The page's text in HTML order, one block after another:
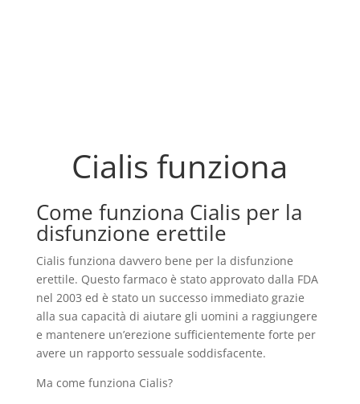
Cialis funziona
Come funziona Cialis per la
disfunzione erettile
Cialis funziona davvero bene per la disfunzione
erettile. Questo farmaco è stato approvato dalla FDA
nel 2003 ed è stato un successo immediato grazie
alla sua capacità di aiutare gli uomini a raggiungere
e mantenere un’erezione sufficientemente forte per
avere un rapporto sessuale soddisfacente.
Ma come funziona Cialis?